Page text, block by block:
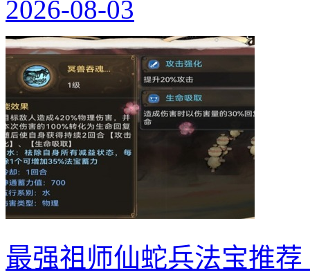
2026-08-03
最强祖师仙蛇兵法宝推